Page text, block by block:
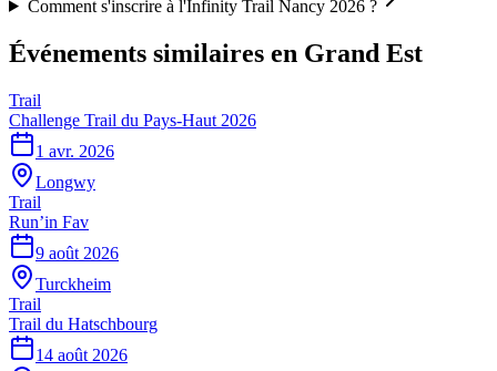
Comment s'inscrire à l'Infinity Trail Nancy 2026 ?
Événements similaires en Grand Est
Trail
Challenge Trail du Pays-Haut 2026
1 avr. 2026
Longwy
Trail
Run’in Fav
9 août 2026
Turckheim
Trail
Trail du Hatschbourg
14 août 2026